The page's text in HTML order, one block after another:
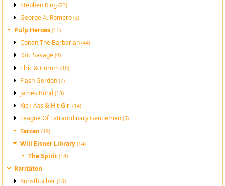
Stephen King(23)
George A. Romero(3)
Pulp Heroes(11)
Conan The Barbarian(44)
Doc Savage(4)
Elric & Corum(10)
Flash Gordon(7)
James Bond(13)
Kick-Ass & Hit-Girl(14)
League Of Extraordinary Gentlemen(5)
Tarzan(19)
Will Eisner Library(14)
The Spirit(14)
Raritäten
Kunstbücher(16)